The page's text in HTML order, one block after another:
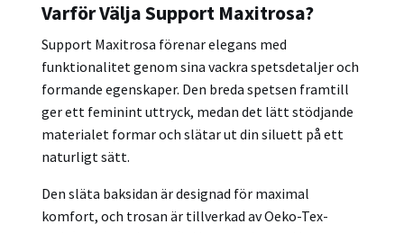
Varför Välja Support Maxitrosa?
Support Maxitrosa förenar elegans med
funktionalitet genom sina vackra spetsdetaljer och
formande egenskaper. Den breda spetsen framtill
ger ett feminint uttryck, medan det lätt stödjande
materialet formar och slätar ut din siluett på ett
naturligt sätt.
Den släta baksidan är designad för maximal
komfort, och trosan är tillverkad av Oeko-Tex-